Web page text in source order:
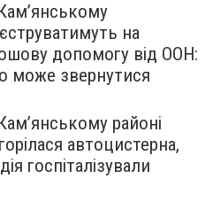
на
допомогу від ООН:
може звернутися
районі
автоцистерна,
госпіталізували